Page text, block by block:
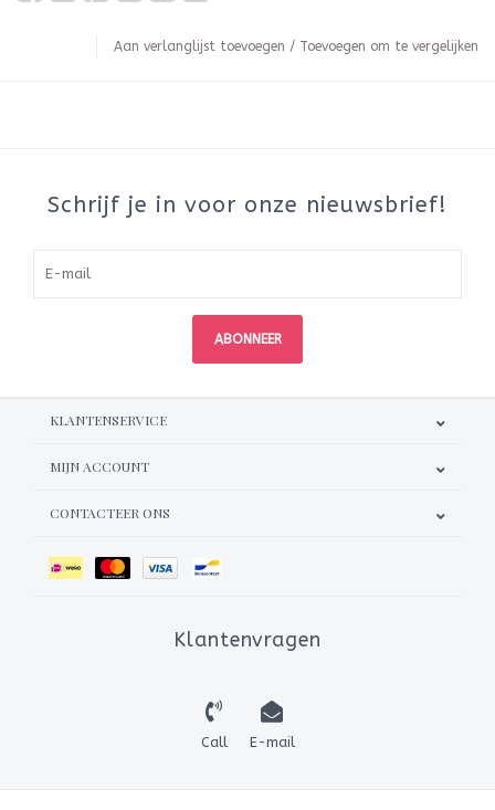
Aan verlanglijst toevoegen / Toevoegen om te vergelijken
Schrijf je in voor onze nieuwsbrief!
ABONNEER
KLANTENSERVICE
MIJN ACCOUNT
CONTACTEER ONS
Klantenvragen
Call E-mail